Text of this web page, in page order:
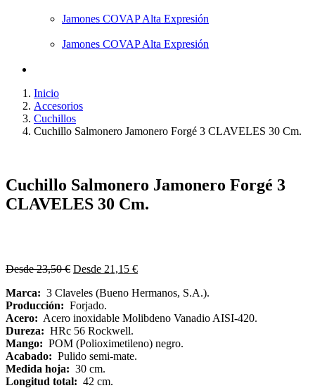
Jamones COVAP Alta Expresión
Jamones COVAP Alta Expresión
Inicio
Accesorios
Cuchillos
Cuchillo Salmonero Jamonero Forgé 3 CLAVELES 30 Cm.
Cuchillo Salmonero Jamonero Forgé 3
CLAVELES 30 Cm.
Desde23,50€ Desde 21,15 €
Marca: 3 Claveles (Bueno Hermanos, S.A.).
Producción: Forjado.
Acero: Acero inoxidable Molibdeno Vanadio AISI-420.
Dureza: HRc 56 Rockwell.
Mango: POM (Polioximetileno) negro.
Acabado: Pulido semi-mate.
Medida hoja: 30 cm.
Longitud total: 42 cm.